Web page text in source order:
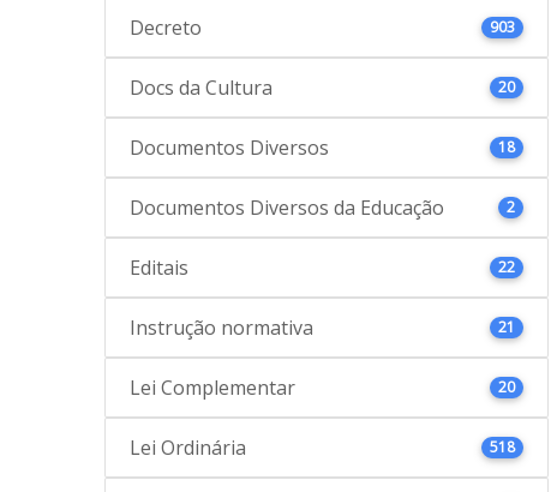
Decreto 903
Docs da Cultura 20
Documentos Diversos 18
Documentos Diversos da Educação 2
Editais 22
Instrução normativa 21
Lei Complementar 20
Lei Ordinária 518